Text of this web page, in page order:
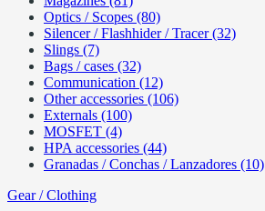
Optics / Scopes (80)
Silencer / Flashhider / Tracer (32)
Slings (7)
Bags / cases (32)
Communication (12)
Other accessories (106)
Externals (100)
MOSFET (4)
HPA accessories (44)
Granadas / Conchas / Lanzadores (10)
Gear / Clothing